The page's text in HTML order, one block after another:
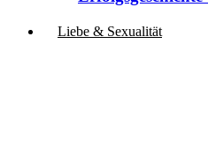
Liebe & Sexualität